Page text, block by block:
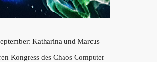
Katharina und Marcus
Kongress des Chaos Computer